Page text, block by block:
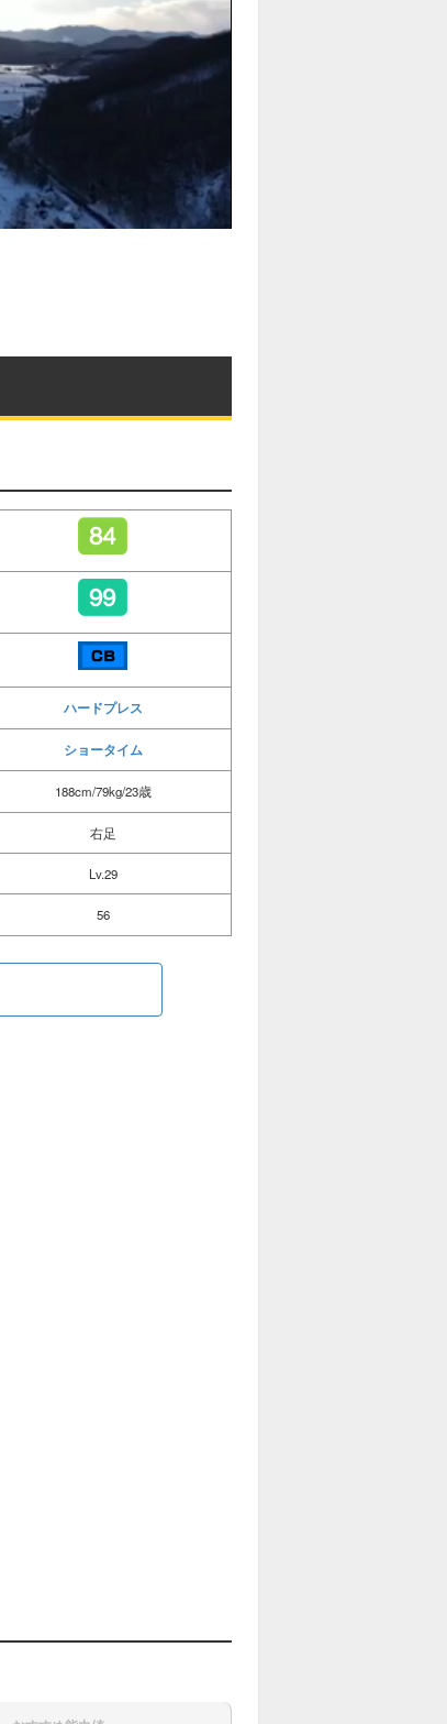
ハードプレス
ショータイム
188cm/79kg/23歳
右足
Lv.29
56